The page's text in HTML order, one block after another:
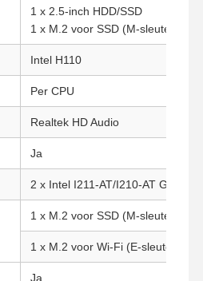
1 x 2.5-inch HDD/SSD
1 x M.2 voor SSD (M-sleutel,
Intel H110
Per CPU
Realtek HD Audio
Ja
2 x Intel I211-AT/I210-AT Gigabit
1 x M.2 voor SSD (M-sleutel,
1 x M.2 voor Wi-Fi (E-sleutel,
Ja